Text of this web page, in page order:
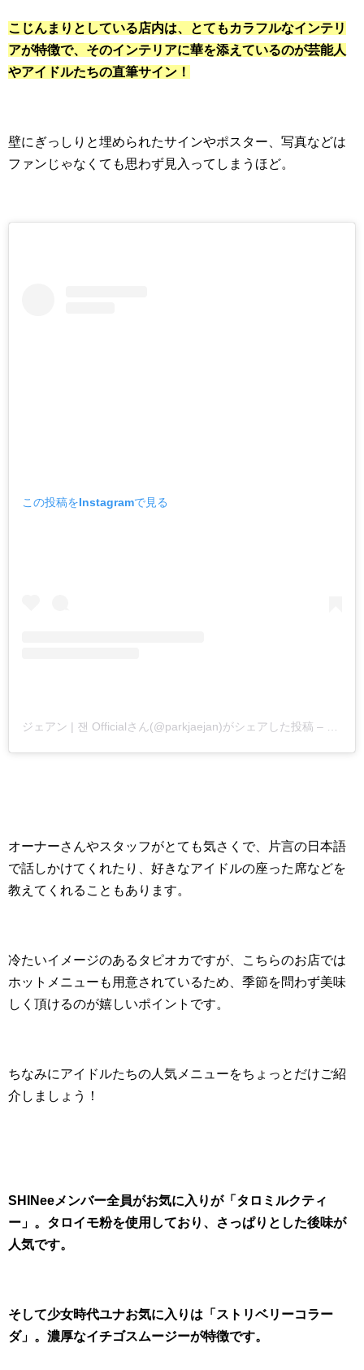
こじんまりとしている店内は、とてもカラフルなインテリ
アが特徴で、そのインテリアに華を添えているのが芸能人
やアイドルたちの直筆サイン！
壁にぎっしりと埋められたサインやポスター、写真などは
ファンじゃなくても思わず見入ってしまうほど。
この投稿をInstagramで見る
ジェアン | 잰 Officialさん(@parkjaejan)がシェアした投稿 –
オーナーさんやスタッフがとても気さくで、片言の日本語
で話しかけてくれたり、好きなアイドルの座った席などを
教えてくれることもあります。
冷たいイメージのあるタピオカですが、こちらのお店では
ホットメニューも用意されているため、季節を問わず美味
しく頂けるのが嬉しいポイントです。
ちなみにアイドルたちの人気メニューをちょっとだけご紹
介しましょう！
SHINeeメンバー全員がお気に入りが「タロミルクティ
ー」。タロイモ粉を使用しており、さっぱりとした後味が
人気です。
そして少女時代ユナお気に入りは「ストリベリーコラー
ダ」。濃厚なイチゴスムージーが特徴です。